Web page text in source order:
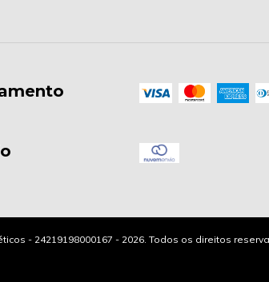
- 24219198000167 - 2026. Todos os direitos